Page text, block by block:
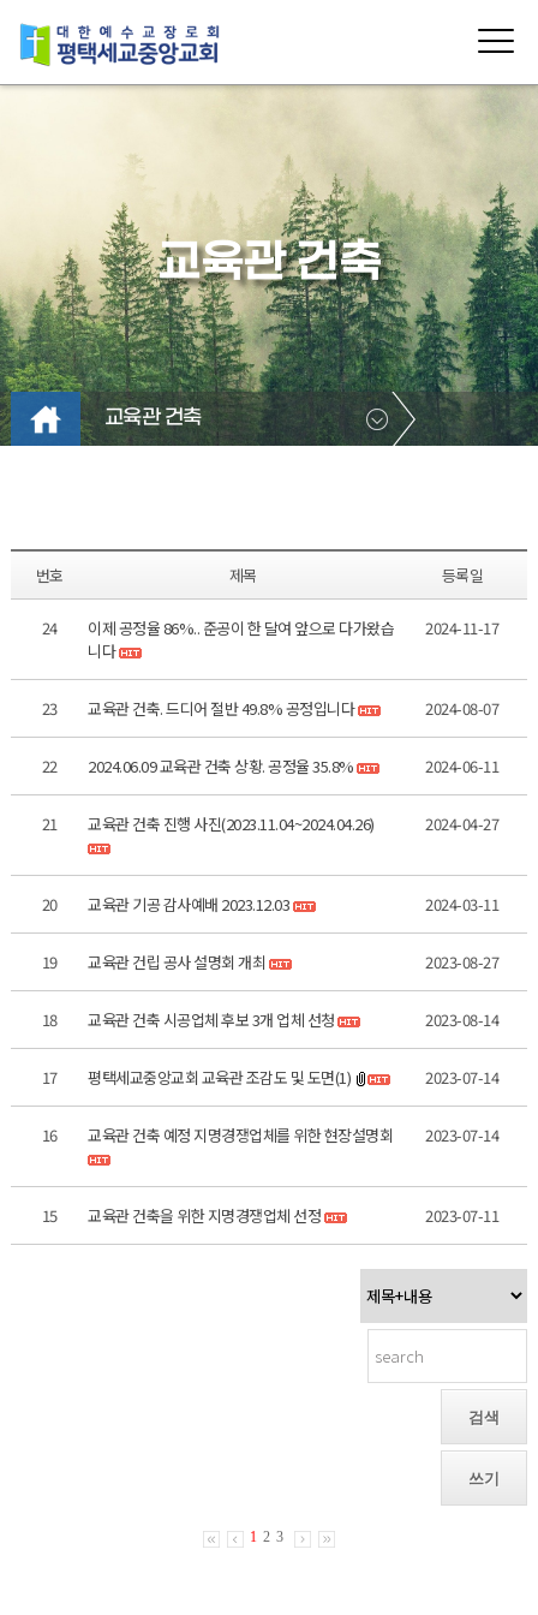
교육관 건축
교육관 건축
번호 제목 등록일
24
이제 공정율 86%.. 준공이 한 달여 앞으로 다가왔습
니다
2024-11-17
23 교육관 건축. 드디어 절반 49.8% 공정입니다 2024-08-07
22 2024.06.09 교육관 건축 상황. 공정율 35.8% 2024-06-11
21 교육관 건축 진행 사진(2023.11.04~2024.04.26) 2024-04-27
20 교육관 기공 감사예배 2023.12.03 2024-03-11
19 교육관 건립 공사 설명회 개최 2023-08-27
18 교육관 건축 시공업체 후보 3개 업체 선청 2023-08-14
17 평택세교중앙교회 교육관 조감도 및 도면(1) 2023-07-14
16 교육관 건축 예정 지명경쟁업체를 위한 현장설명회 2023-07-14
15 교육관 건축을 위한 지명경쟁업체 선정 2023-07-11
검색
쓰기
1 2 3